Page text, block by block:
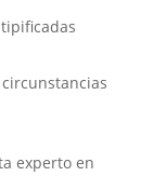
experto en